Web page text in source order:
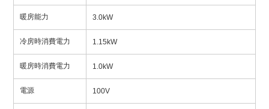
暖房能力 3.0kW
冷房時消費電力 1.15kW
暖房時消費電力 1.0kW
電源 100V